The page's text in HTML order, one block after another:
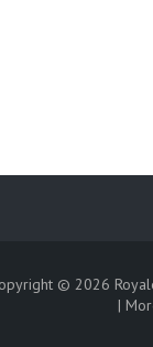
© 2026
|